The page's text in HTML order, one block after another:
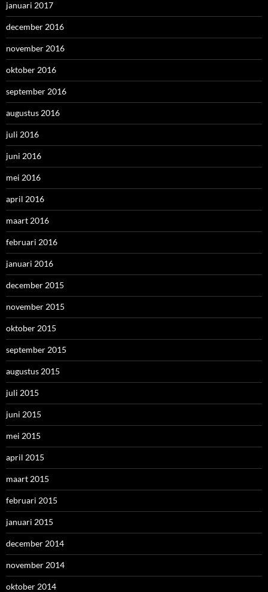
januari 2017
december 2016
november 2016
oktober 2016
september 2016
augustus 2016
juli 2016
juni 2016
mei 2016
april 2016
maart 2016
februari 2016
januari 2016
december 2015
november 2015
oktober 2015
september 2015
augustus 2015
juli 2015
juni 2015
mei 2015
april 2015
maart 2015
februari 2015
januari 2015
december 2014
november 2014
oktober 2014